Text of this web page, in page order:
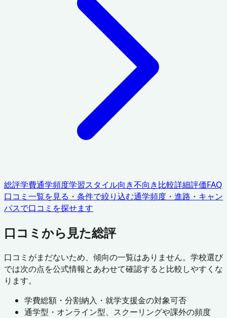
総評学費通学頻度学習スタイル向き不向き比較詳細評価FAQ
口コミ一覧を見る・条件で絞り込む通学頻度・進路・キャン
パスで口コミを探せます
口コミから見た総評
口コミがまだないため、傾向の一覧はありません。学校選び
では次の点を公式情報とあわせて確認すると比較しやすくな
ります。
学費総額・分割納入・就学支援金の対象可否
通学型・オンライン型、スクーリングや課外の頻度